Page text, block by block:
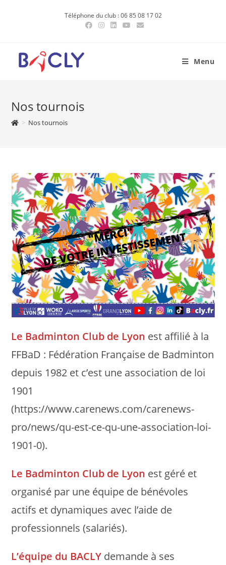
Téléphone du club : 06 85 08 17 02
Menu
Nos tournois
> Nos tournois
Le Badminton Club de Lyon est affilié à la
FFBaD : Fédération Française de Badminton
depuis 1982 et c’est une association de loi
1901
(https://www.carenews.com/carenews-
pro/news/qu-est-ce-qu-une-association-loi-
1901-0).
Le Badminton Club de Lyon est géré et
organisé par une équipe de bénévoles
actifs et dynamiques avec l’aide de
professionnels (salariés).
L’équipe du BACLY demande à ses